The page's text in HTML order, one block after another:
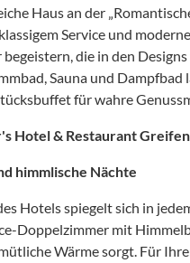
Haus an der
Service und
die in den
Sauna und Dampfbad
für wahre
Hotel & Restaurant
himmlische Nächte
Hotels spiegelt sich in
Doppelzimmer mit
Wärme sorgt. Für